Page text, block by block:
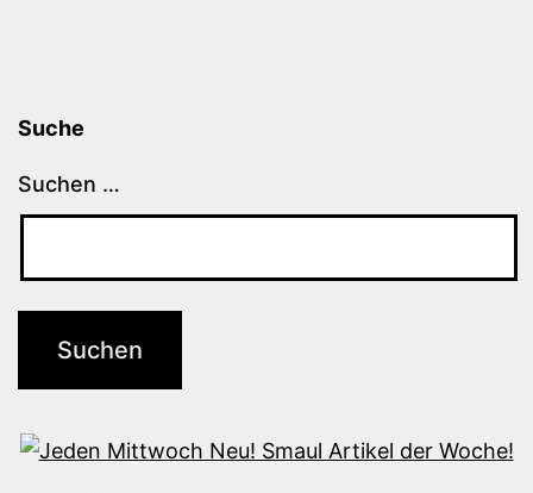
Suche
Suchen …